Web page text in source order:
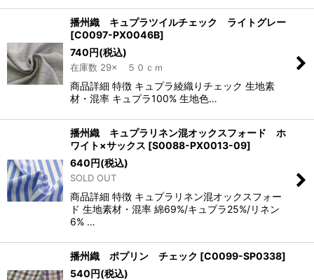
播州織 キュプラツイルチェック ライトグレー
[C0097-PX0046B]
740円(税込)
在庫数 29× ５０ｃｍ
商品詳細 特徴 キュプラ綾織りチェック 生地素
材・混率 キュプラ100% 生地色…
播州織 キュプラリネン混オックスフォード ホ
ワイト×サックス [S0088-PX0013-09]
640円(税込)
SOLD OUT
商品詳細 特徴 キュプラリネン混オックスフォー
ド 生地素材・混率 綿69%/キュプラ25%/リネン
6% …
播州織 ポプリン チェック [C0099-SP0338]
540円(税込)